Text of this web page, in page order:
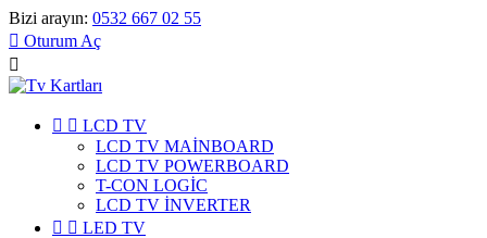
Bizi arayın: 0532 667 02 55
 Oturum Aç

  LCD TV
LCD TV MAİNBOARD
LCD TV POWERBOARD
T-CON LOGİC
LCD TV İNVERTER
  LED TV